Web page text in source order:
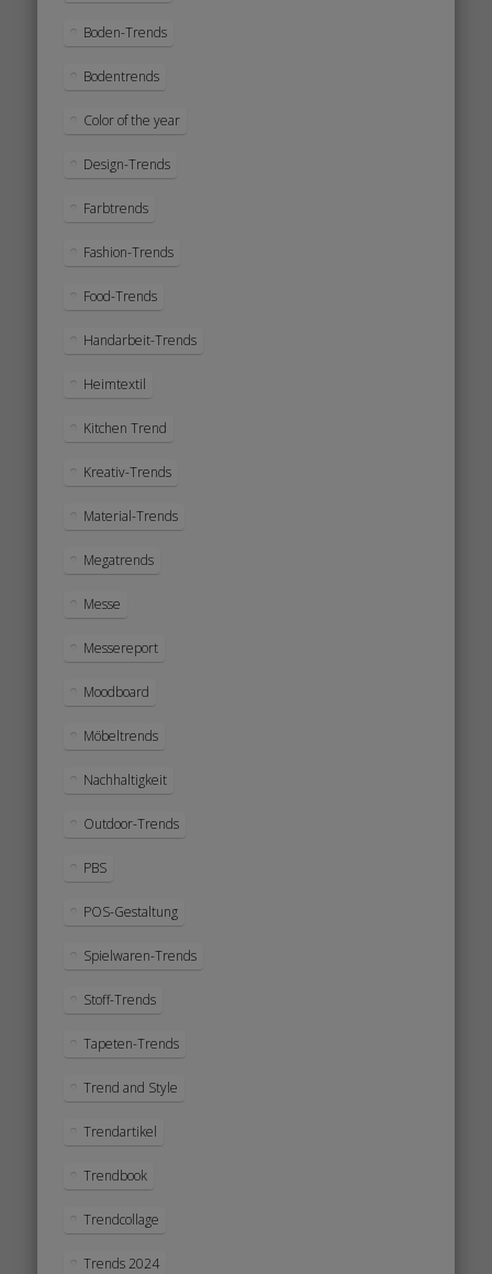
Boden-Trends
Bodentrends
Color of the year
Design-Trends
Farbtrends
Fashion-Trends
Food-Trends
Handarbeit-Trends
Heimtextil
Kitchen Trend
Kreativ-Trends
Material-Trends
Megatrends
Messe
Messereport
Moodboard
Möbeltrends
Nachhaltigkeit
Outdoor-Trends
PBS
POS-Gestaltung
Spielwaren-Trends
Stoff-Trends
Tapeten-Trends
Trend and Style
Trendartikel
Trendbook
Trendcollage
Trends 2024